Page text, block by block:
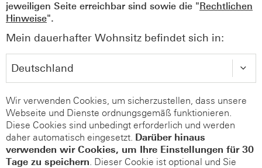
jeweiligen Seite erreichbar sind sowie die "Rechtlichen
Hinweise".
Mein dauerhafter Wohnsitz befindet sich in:
Wir verwenden Cookies, um sicherzustellen, dass unsere
Webseite und Dienste ordnungsgemäß funktionieren.
Diese Cookies sind unbedingt erforderlich und werden
daher automatisch eingesetzt. Darüber hinaus
verwenden wir Cookies, um Ihre Einstellungen für 30
Tage zu speichern. Dieser Cookie ist optional und Sie